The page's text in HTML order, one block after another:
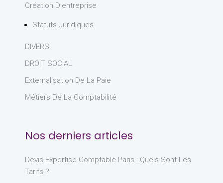
Création D'entreprise
Statuts Juridiques
DIVERS
DROIT SOCIAL
Externalisation De La Paie
Métiers De La Comptabilité
Nos derniers articles
Devis Expertise Comptable Paris : Quels Sont Les
Tarifs ?